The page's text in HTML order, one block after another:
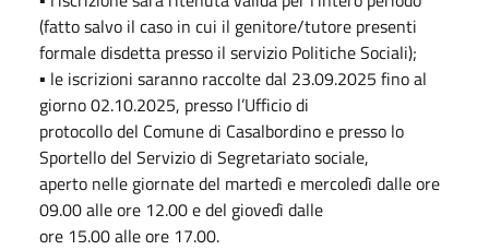
(fatto salvo il caso in cui il genitore/tutore presenti
formale disdetta presso il servizio Politiche Sociali);
▪ le iscrizioni saranno raccolte dal 23.09.2025 fino al
giorno 02.10.2025, presso l’Ufficio di
protocollo del Comune di Casalbordino e presso lo
Sportello del Servizio di Segretariato sociale,
aperto nelle giornate del martedì e mercoledì dalle ore
09.00 alle ore 12.00 e del giovedì dalle
ore 15.00 alle ore 17.00.